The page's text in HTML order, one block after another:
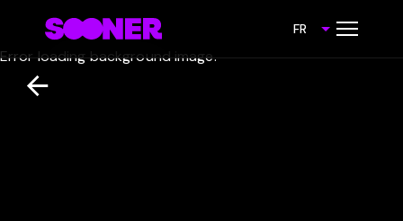
FR
Error loading background image.